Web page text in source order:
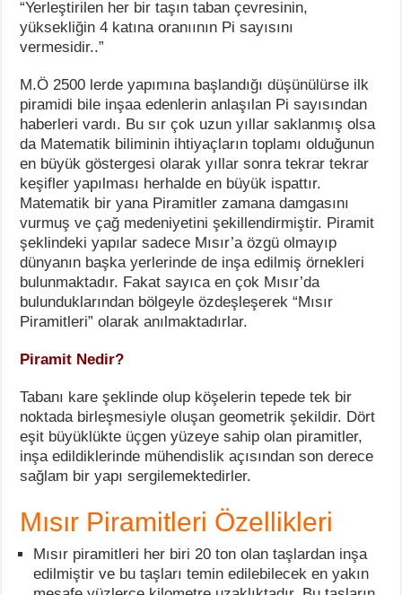
“Yerleştirilen her bir taşın taban çevresinin,
yüksekliğin 4 katına oranıının Pi sayısını
vermesidir..”
M.Ö 2500 lerde yapımına başlandığı düşünülürse ilk
piramidi bile inşaa edenlerin anlaşılan Pi sayısından
haberleri vardı. Bu sır çok uzun yıllar saklanmış olsa
da Matematik biliminin ihtiyaçların toplamı olduğunun
en büyük göstergesi olarak yıllar sonra tekrar tekrar
keşifler yapılması herhalde en büyük ispattır.
Matematik bir yana Piramitler zamana damgasını
vurmuş ve çağ medeniyetini şekillendirmiştir. Piramit
şeklindeki yapılar sadece Mısır’a özgü olmayıp
dünyanın başka yerlerinde de inşa edilmiş örnekleri
bulunmaktadır. Fakat sayıca en çok Mısır’da
bulunduklarından bölgeyle özdeşleşerek “Mısır
Piramitleri” olarak anılmaktadırlar.
Piramit Nedir?
Tabanı kare şeklinde olup köşelerin tepede tek bir
noktada birleşmesiyle oluşan geometrik şekildir. Dört
eşit büyüklükte üçgen yüzeye sahip olan piramitler,
inşa edildiklerinde mühendislik açısından son derece
sağlam bir yapı sergilemektedirler.
Mısır Piramitleri Özellikleri
Mısır piramitleri her biri 20 ton olan taşlardan inşa
edilmiştir ve bu taşları temin edilebilecek en yakın